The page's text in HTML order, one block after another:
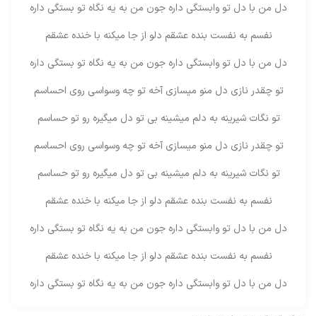
دل من با دل تو وابستگی داره جون من به یه نگاه تو بستگی داره
نفسم به نفست بنده عشقم دلو از جا میکنه با خنده عشقم
دل من با دل تو وابستگی داره جون من به یه نگاه تو بستگی داره
تو چقدر نازی دل منو میسازی آخه تو چه وسواسی روی احساسم
تو نگات شیرینه به دلم میشینه بی تو دل میگیره رو تو حساسم
تو چقدر نازی دل منو میسازی آخه تو چه وسواسی روی احساسم
تو نگات شیرینه به دلم میشینه بی تو دل میگیره رو تو حساسم
نفسم به نفست بنده عشقم دلو از جا میکنه با خنده عشقم
دل من با دل تو وابستگی داره جون من به یه نگاه تو بستگی داره
نفسم به نفست بنده عشقم دلو از جا میکنه با خنده عشقم
دل من با دل تو وابستگی داره جون من به یه نگاه تو بستگی داره